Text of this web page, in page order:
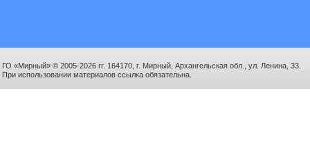
ГО «Мирный» © 2005-2026 гг. 164170, г. Мирный, Архангельская обл., ул. Ленина, 33.
При использовании материалов ссылка обязательна.